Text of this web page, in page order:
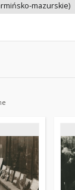
mazurskie)